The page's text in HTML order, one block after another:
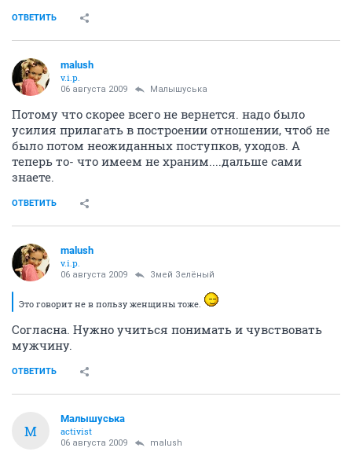
ОТВЕТИТЬ
malush
v.i.p.
06 августа 2009 Малышуська
Потому что скорее всего не вернется. надо было
усилия прилагать в построении отношении, чтоб не
было потом неожиданных поступков, уходов. А
теперь то- что имеем не храним....дальше сами
знаете.
ОТВЕТИТЬ
malush
v.i.p.
06 августа 2009 Змей Зелёный
Это говорит не в пользу женщины тоже.
Согласна. Нужно учиться понимать и чувствовать
мужчину.
ОТВЕТИТЬ
М
Малышуська
activist
06 августа 2009 malush